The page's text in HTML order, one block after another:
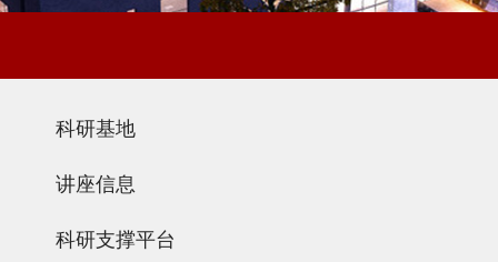
科研基地
讲座信息
科研支撑平台